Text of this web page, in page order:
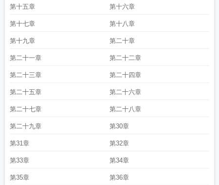
第十五章 第十六章
第十七章 第十八章
第十九章 第二十章
第二十一章 第二十二章
第二十三章 第二十四章
第二十五章 第二十六章
第二十七章 第二十八章
第二十九章 第30章
第31章 第32章
第33章 第34章
第35章 第36章